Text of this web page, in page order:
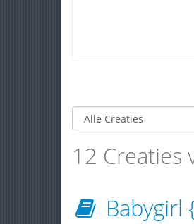
12 Creaties
Babygirl